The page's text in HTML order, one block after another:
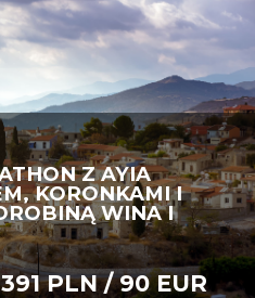
Z AYIA
KORONKAMI I
WINA I
391 PLN / 90 EUR